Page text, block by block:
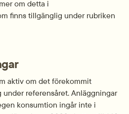
om detta i
finns tillgänglig under rubriken
aktiv om det förekommit
referensåret. Anläggningar
konsumtion ingår inte i